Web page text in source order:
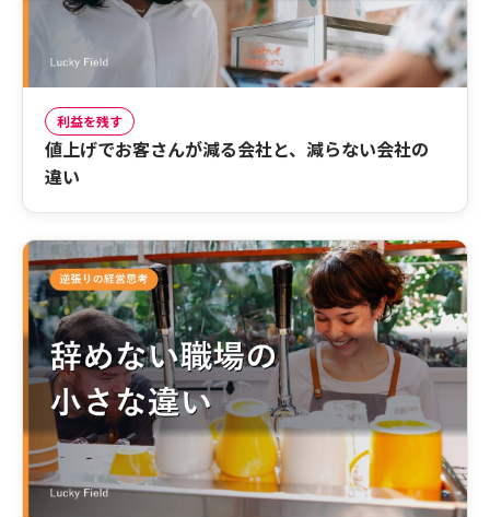
利益を残す
値上げでお客さんが減る会社と、減らない会社の
違い